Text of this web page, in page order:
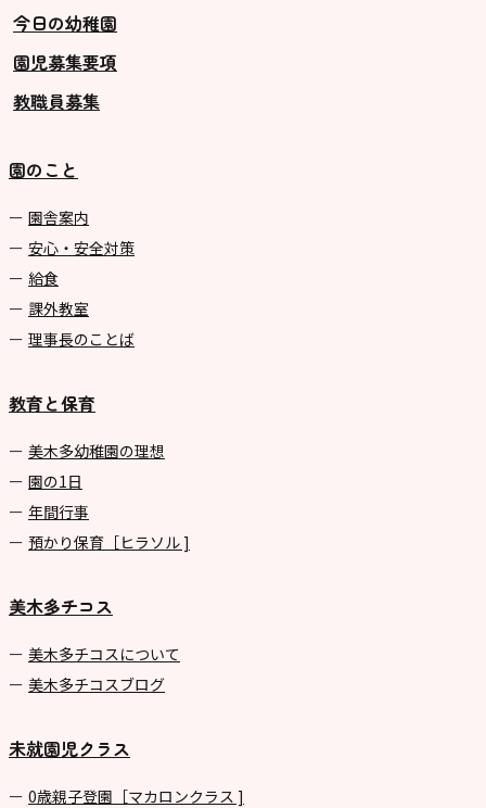
今日の幼稚園
園児募集要項
教職員募集
園のこと
園舎案内
安心・安全対策
給食
課外教室
理事長のことば
教育と保育
美⽊多幼稚園の理想
園の1⽇
年間⾏事
預かり保育［ヒラソル ]
美木多チコス
美⽊多チコスについて
美⽊多チコスブログ
未就園児クラス
0歳親子登園［マカロンクラス ]
グループ施設・
関係先リンク
学校法⼈諏訪森学園 諏訪森幼稚
園
⼤阪府私⽴幼稚園連盟
社会福祉法人野田福祉会